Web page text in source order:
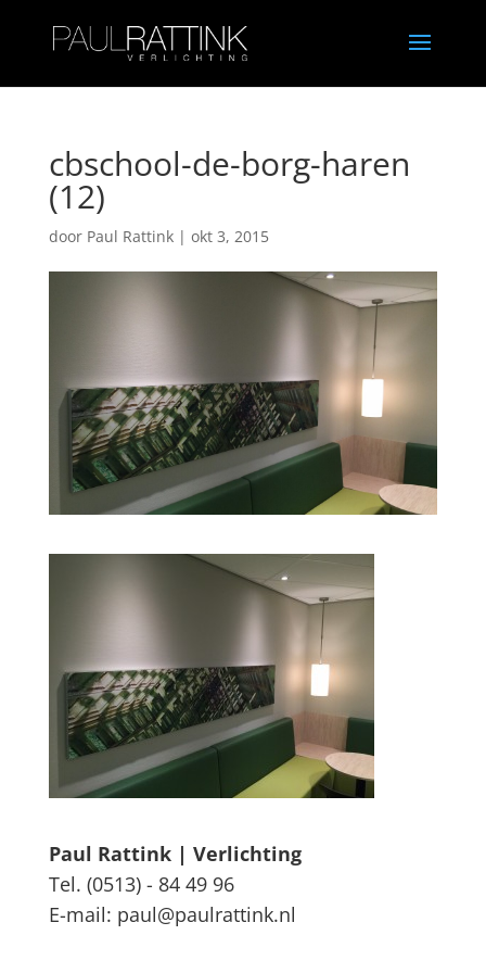
cbschool-de-borg-haren
(12)
door Paul Rattink| okt 3, 2015
Paul Rattink | Verlichting
Tel. (0513) - 84 49 96
E-mail: paul@paulrattink.nl